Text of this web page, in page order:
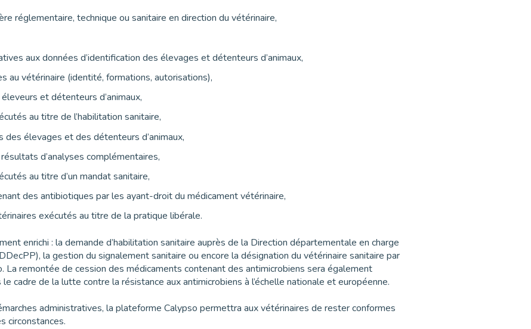
réglementaire, technique ou sanitaire en direction du vétérinaire,
aux données d’identification des élevages et détenteurs d’animaux,
au vétérinaire (identité, formations, autorisations),
et détenteurs d’animaux,
au titre de l’habilitation sanitaire,
élevages et des détenteurs d’animaux,
d’analyses complémentaires,
au titre d’un mandat sanitaire,
des antibiotiques par les ayant-droit du médicament vétérinaire,
exécutés au titre de la pratique libérale.
enrichi : la demande d’habilitation sanitaire auprès de la Direction départementale en charge
la gestion du signalement sanitaire ou encore la désignation du vétérinaire sanitaire par
La remontée de cession des médicaments contenant des antimicrobiens sera également
cadre de la lutte contre la résistance aux antimicrobiens à l’échelle nationale et européenne.
administratives, la plateforme Calypso permettra aux vétérinaires de rester conformes
circonstances.